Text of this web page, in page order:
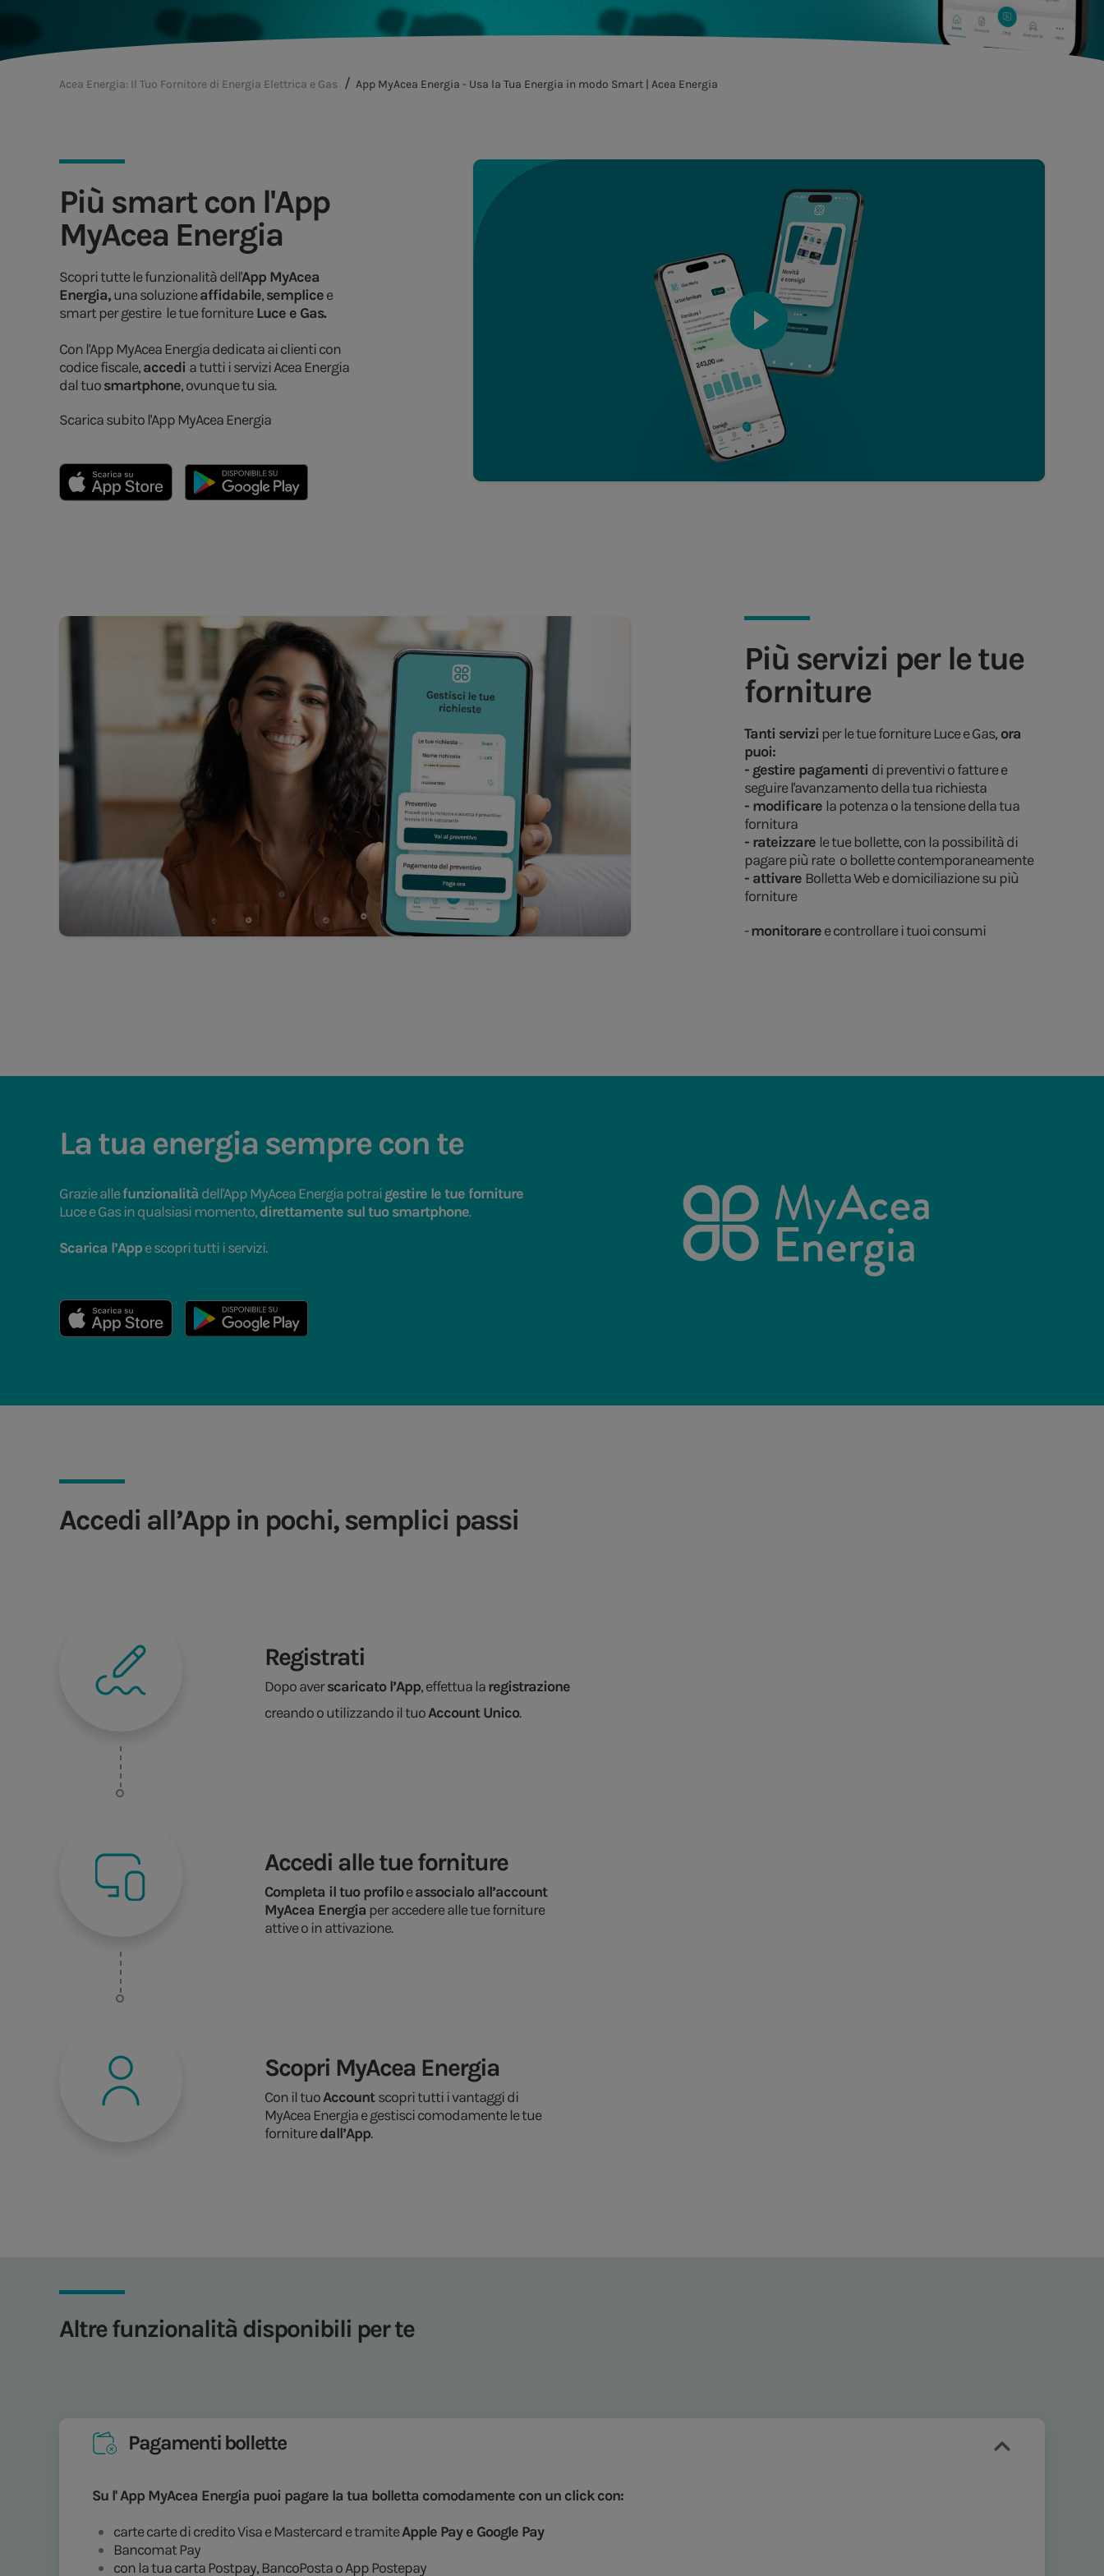
Acea Energia: Il Tuo Fornitore di Energia Elettrica e Gas App MyAcea Energia - Usa la Tua Energia in modo Smart | Acea Energia
Più smart con l'App
MyAcea Energia
Scopri tutte le funzionalità dell'App MyAcea
Energia,una soluzioneaffidabile,semplicee
smart per gestire le tue fornitureLuce e Gas.
Con l'App MyAcea Energia dedicata ai clienti con
codice fiscale,accedi a tutti i servizi Acea Energia
dal tuosmartphone, ovunque tu sia.
Scarica subito l'App MyAcea Energia
Più servizi per le tue
forniture
Tanti servizi per le tue forniture Luce e Gas, ora
puoi:
- gestire pagamenti di preventivi o fatture e
seguire l'avanzamento della tua richiesta
- modificare la potenza o la tensione della tua
fornitura
- rateizzare le tue bollette, con la possibilità di
pagare più rate o bollette contemporaneamente
- attivare Bolletta Web e domiciliazione su più
forniture
-monitoraree controllare i tuoi consumi
La tua energia sempre con te
Grazie allefunzionalità dell'App MyAcea Energia potraigestire le tue forniture
Luce e Gas in qualsiasi momento,direttamente sul tuo smartphone.
Scarica l’Appe scopri tutti i servizi.
Accedi all’App in pochi, semplici passi
Registrati
Dopo averscaricato l’App, effettua laregistrazione
creando o utilizzando il tuoAccount Unico.
Accedi alle tue forniture
Completa il tuo profiloeassocialo all’account
MyAcea Energia per accedere alle tue forniture
attive o in attivazione.
Scopri MyAcea Energia
Con il tuoAccountscopri tutti i vantaggi di
MyAcea Energia e gestisci comodamente le tue
fornituredall’App.
Altre funzionalità disponibili per te
Pagamenti bollette
Su l' App MyAcea Energia puoi pagare la tua bolletta comodamente con un click con:
carte carte di credito Visa e Mastercard e tramiteApple Pay e Google Pay
Bancomat Pay
con la tua carta Postpay, BancoPosta o App Postepay